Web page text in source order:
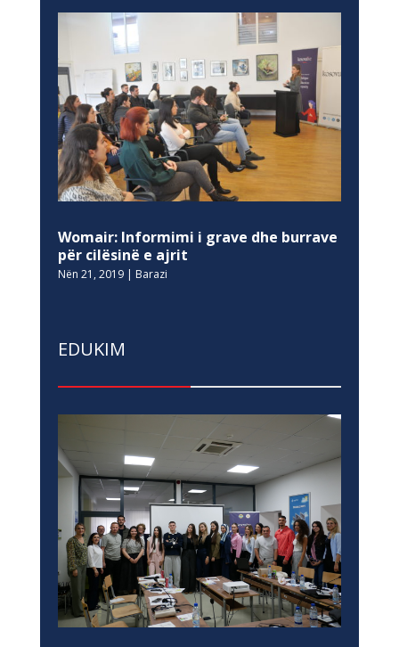
Womair: Informimi i grave dhe burrave
për cilësinë e ajrit
Nën 21, 2019| Barazi
EDUKIM